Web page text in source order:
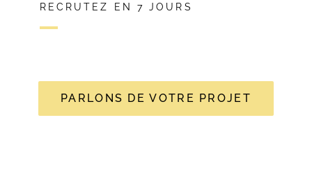
RECRUTEZ EN 7 JOURS
PARLONS DE VOTRE PROJET